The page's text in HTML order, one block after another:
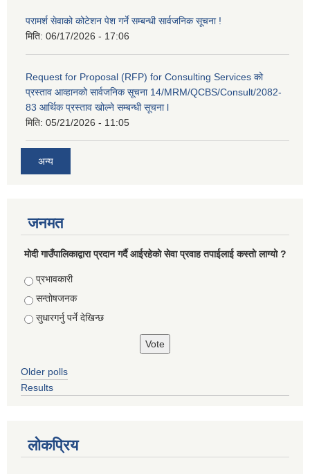
परामर्श सेवाको कोटेशन पेश गर्ने सम्बन्धी सार्वजनिक सूचना !
मिति: 06/17/2026 - 17:06
Request for Proposal (RFP) for Consulting Services को
प्रस्ताव आव्हानको सार्वजनिक सूचना 14/MRM/QCBS/Consult/2082-
83 आर्थिक प्रस्ताव खोल्ने सम्बन्धी सूचना l
मिति: 05/21/2026 - 11:05
अन्य
जनमत
मोदी गाउँपालिकाद्वारा प्रदान गर्दै आईरहेको सेवा प्रवाह तपाईलाई कस्तो लाग्यो ?
Choices
प्रभावकारी
सन्तोषजनक
सुधारगर्नु पर्ने देखिन्छ
Older polls
Results
लोकप्रिय